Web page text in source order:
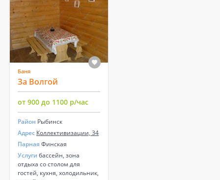
Баня
За Волгой
от 900 до 1100 р/час
Район Рыбинск
Адрес Коллективизации, 34
Парная Финская
Услуги бассейн, зона
отдыха со столом для
гостей, кухня, холодильник,